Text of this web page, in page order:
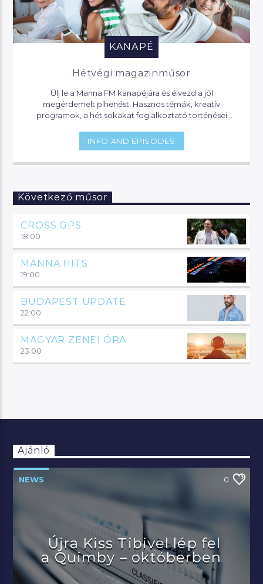
KANAPÉ
Hétvégi magazinműsor
Ülj le a Manna FM kanapéjára és élvezd a jól
megérdemelt pihenést. Hasznos témák, kreatív
programok, a hét sokakat foglalkoztató történései
foglalsz nálunk.
INFO AND EPISODES
Következő műsor
CROSS GPS
18:00
MANNA HITS
19:00
BUDAPEST UPDATE
22:00
MAGYAR ZENEI ÓRA
23:00
Ajánló
NEWS 0
Újra Kiss Tibivel lép fel
a Quimby – októberben